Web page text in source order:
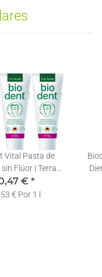
Vital Pasta de
Flúor | Terra
Dentífrica | 3
x 75ml
€ *
€ Por 1 l